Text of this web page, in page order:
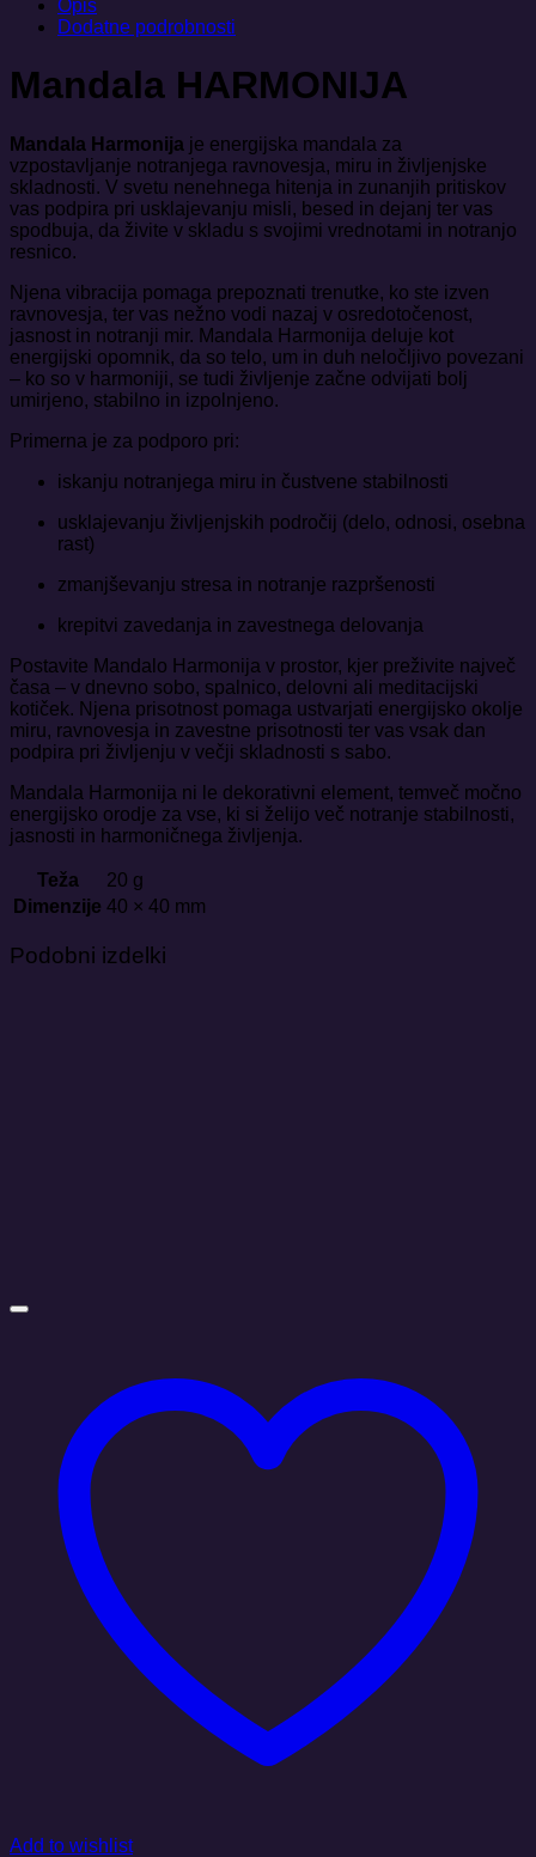
Opis
Dodatne podrobnosti
Mandala HARMONIJA
Mandala Harmonija je energijska mandala za
vzpostavljanje notranjega ravnovesja, miru in življenjske
skladnosti. V svetu nenehnega hitenja in zunanjih pritiskov
vas podpira pri usklajevanju misli, besed in dejanj ter vas
spodbuja, da živite v skladu s svojimi vrednotami in notranjo
resnico.
Njena vibracija pomaga prepoznati trenutke, ko ste izven
ravnovesja, ter vas nežno vodi nazaj v osredotočenost,
jasnost in notranji mir. Mandala Harmonija deluje kot
energijski opomnik, da so telo, um in duh neločljivo povezani
– ko so v harmoniji, se tudi življenje začne odvijati bolj
umirjeno, stabilno in izpolnjeno.
Primerna je za podporo pri:
iskanju notranjega miru in čustvene stabilnosti
usklajevanju življenjskih področij (delo, odnosi, osebna
rast)
zmanjševanju stresa in notranje razpršenosti
krepitvi zavedanja in zavestnega delovanja
Postavite Mandalo Harmonija v prostor, kjer preživite največ
časa – v dnevno sobo, spalnico, delovni ali meditacijski
kotiček. Njena prisotnost pomaga ustvarjati energijsko okolje
miru, ravnovesja in zavestne prisotnosti ter vas vsak dan
podpira pri življenju v večji skladnosti s sabo.
Mandala Harmonija ni le dekorativni element, temveč močno
energijsko orodje za vse, ki si želijo več notranje stabilnosti,
jasnosti in harmoničnega življenja.
Teža
20 g
Dimenzije 40 × 40 mm
Podobni izdelki
Add to wishlist